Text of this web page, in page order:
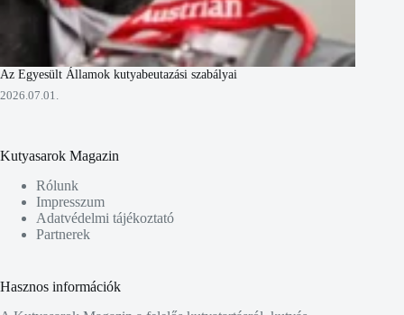
Az Egyesült Államok kutyabeutazási szabályai
2026.07.01.
Kutyasarok Magazin
Rólunk
Impresszum
Adatvédelmi tájékoztató
Partnerek
Hasznos információk